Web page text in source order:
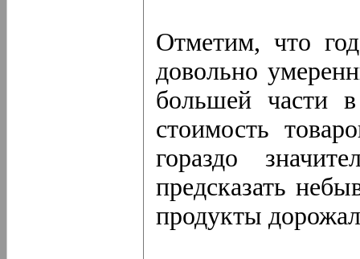
Отметим, что
довольно
большей части
стоимость
гораздо
предсказать
продукты